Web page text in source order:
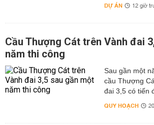
DỰ ÁN 12 giờ
Cầu Thượng Cát trên Vành đai
năm thi công
Sau gần một
cầu Thượng
đai 3,5 có tiến
QUY HOẠCH